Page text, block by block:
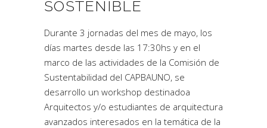
SOSTENIBLE
Durante 3 jornadas del mes de mayo, los
días martes desde las 17:30hs y en el
marco de las actividades de la Comisión de
Sustentabilidad del CAPBAUNO, se
desarrollo un workshop destinadoa
Arquitectos y/o estudiantes de arquitectura
avanzados interesados en la temática de la